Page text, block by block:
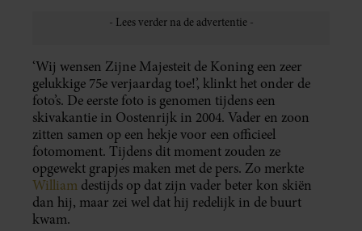
‘Wij wensen Zijne Majesteit de Koning een zeer
gelukkige 75e verjaardag toe!’, klinkt het onder de
foto’s. De eerste foto is genomen tijdens een
skivakantie in Oostenrijk in 2004. Vader en zoon
zitten samen op een hekje voor een officieel
fotomoment. Tijdens dit moment zouden ze
opgewekt grapjes maken met de pers. Zo merkte
William destijds op dat zijn vader beter kon skiën
dan hij, maar zei wel dat hij redelijk in de buurt
kwam.